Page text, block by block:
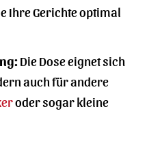
Ihre Gerichte optimal
Die Dose eignet sich
auch für andere
oder sogar kleine